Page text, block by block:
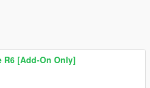
R6 [Add-On Only]